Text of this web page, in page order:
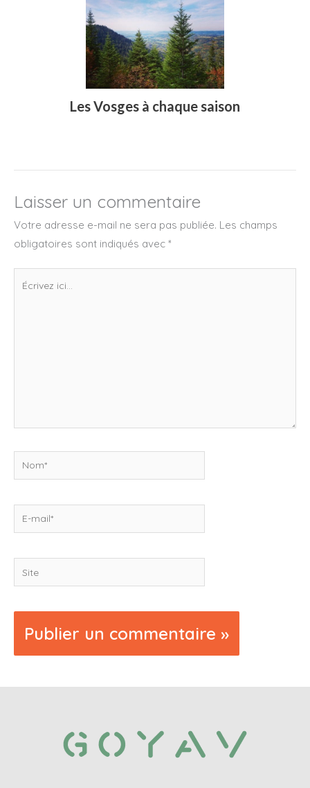
Les Vosges à chaque saison
Laisser un commentaire
Votre adresse e-mail ne sera pas publiée. Les champs
obligatoires sont indiqués avec *
Nom*
mail*
Site